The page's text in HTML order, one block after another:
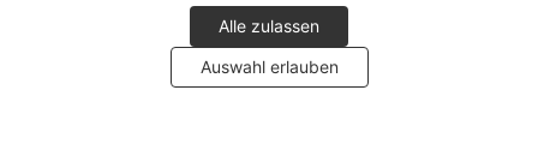
Alle zulassen
Auswahl erlauben